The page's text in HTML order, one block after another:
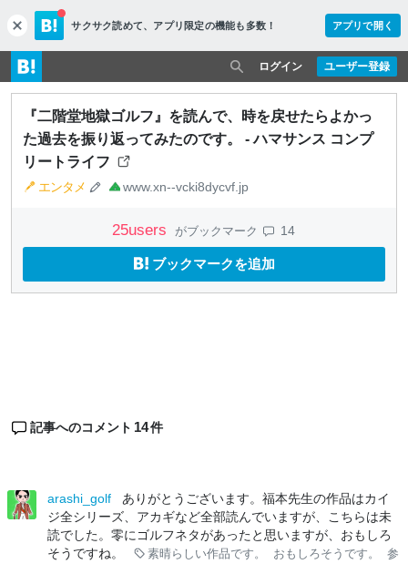
c
l
o
s
e
サクサク読めて、 アプリ限定の機能も多数！ アプリで開く
ユーザー登録
ログイン
『二階堂地獄ゴルフ』を読んで、時を戻せたらよかっ
た過去を振り返ってみたのです。 - ハマサンス コンプ
リートライフ
エンタメ www.xn--vcki8dycvf.jp
25users がブックマーク 14
ブックマークを追加
記事へのコメント 14件
arashi_golf
ありがとうございます。福本先生の作品はカイ
ジ全シリーズ、アカギなど全部読んでいますが、こちらは未
読でした。零にゴルフネタがあったと思いますが、おもしろ
そうですね。
素晴らしい作品です。 おもしろそうです。
参